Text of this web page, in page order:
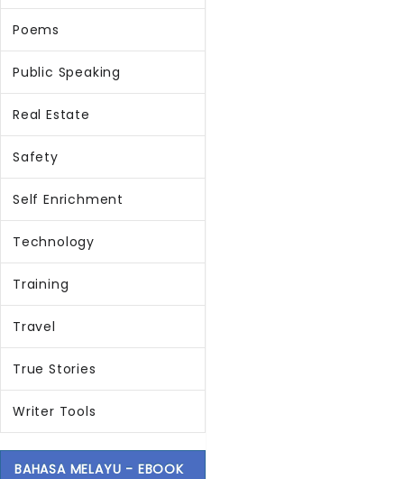
Poems
Public Speaking
Real Estate
Safety
Self Enrichment
Technology
Training
Travel
True Stories
Writer Tools
BAHASA MELAYU - EBOOK